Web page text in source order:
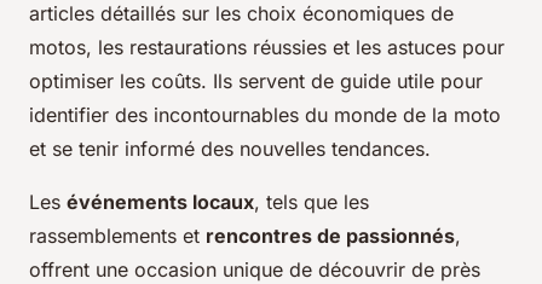
articles détaillés sur les choix économiques de
motos, les restaurations réussies et les astuces pour
optimiser les coûts. Ils servent de guide utile pour
identifier des incontournables du monde de la moto
et se tenir informé des nouvelles tendances.
Les événements locaux, tels que les
rassemblements et rencontres de passionnés,
offrent une occasion unique de découvrir de près